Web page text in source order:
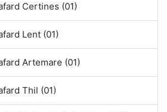
Certines (01)
Lent (01)
Artemare (01)
Thil (01)